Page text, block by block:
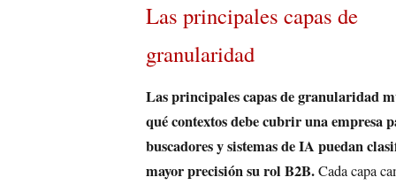
Las principales capas de
granularidad
Las principales capas de granularidad
qué contextos debe cubrir una empresa
buscadores y sistemas de IA puedan
mayor precisión su rol B2B.Cada capa